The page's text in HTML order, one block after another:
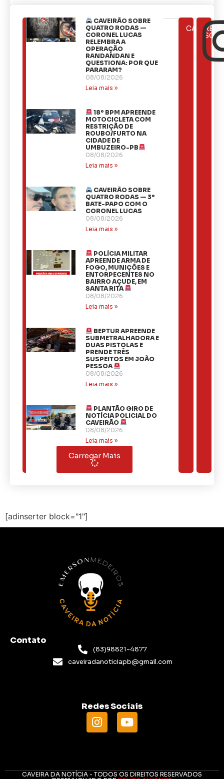
ÚLTIMAS
NOTÍCIAS
CAVEIRÃO SOBRE
QUATRO RODAS —
CORONEL LUCAS
RELEMBRA A
OPERAÇÃO
RANDANDAN E
QUESTIONA: POR QUE
PARARAM?
08/08/2026
Leia mais »
18º BPM APREENDE
MOTOCICLETA COM
RESTRIÇÃO DE
ROUBO/FURTO NA
CIDADE DE
UMBUZEIRO-PB
08/08/2026
Leia mais »
CAVEIRÃO SOBRE
QUATRO RODAS — 3º
BATE-PAPO COM O
CORONEL LUCAS
08/08/2026
Leia mais »
POLÍCIA MILITAR
APREENDE ARMA DE
FOGO, MUNIÇÕES E
ENTORPECENTES NO
BAIRRO AÇUDE, EM
SANTA RITA
08/08/2026
Leia mais »
BEPTUR APREENDE
SUBMETRALHADORA E
DUAS PISTOLAS E
PRENDE TRÊS
SUSPEITOS EM JOÃO
PESSOA
08/08/2026
Leia mais »
PLANTÃO GIRO DE
NOTÍCIA POLICIAL DO
CAVEIRÃO
08/08/2026
Leia mais »
Carregar Mais
[adinserter block="1"]
Contato
(83)98821-4877
caveiradanoticiapb@gmail.com
Redes Sociais
CAVEIRA DA NOTÍCIA - TODOS OS DIREITOS RESERVADOS